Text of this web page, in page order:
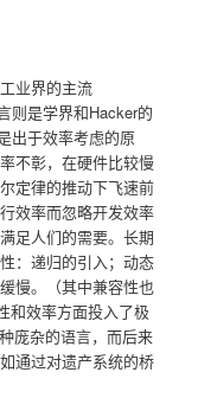
业界的主流
则是学界和Hacker的
出于效率考虑的原
不彰，在硬件比较慢
定律的推动下飞速前
效率而忽略开发效率
足人们的需要。长期
：递归的引入；动态
慢。（其中兼容性也
和效率方面投入了极
庞杂的语言，而后来
通过对遗产系统的桥